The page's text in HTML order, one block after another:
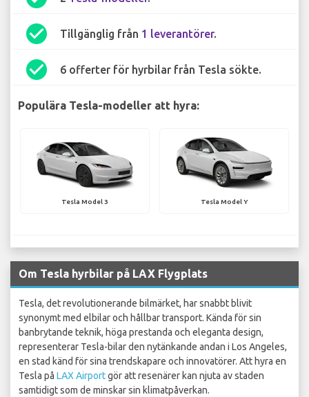
check_circle Tillgänglig från 1 leverantörer.
check_circle 6 offerter för hyrbilar från Tesla sökte.
Populära Tesla-modeller att hyra:
Tesla Model 3 Tesla Model Y
Om Tesla hyrbilar på LAX Flygplats
Tesla, det revolutionerande bilmärket, har snabbt blivit
synonymt med elbilar och hållbar transport. Kända för sin
banbrytande teknik, höga prestanda och eleganta design,
representerar Tesla-bilar den nytänkande andan i Los Angeles,
en stad känd för sina trendskapare och innovatörer. Att hyra en
Tesla på LAX Airportgör att resenärer kan njuta av staden
samtidigt som de minskar sin klimatpåverkan.